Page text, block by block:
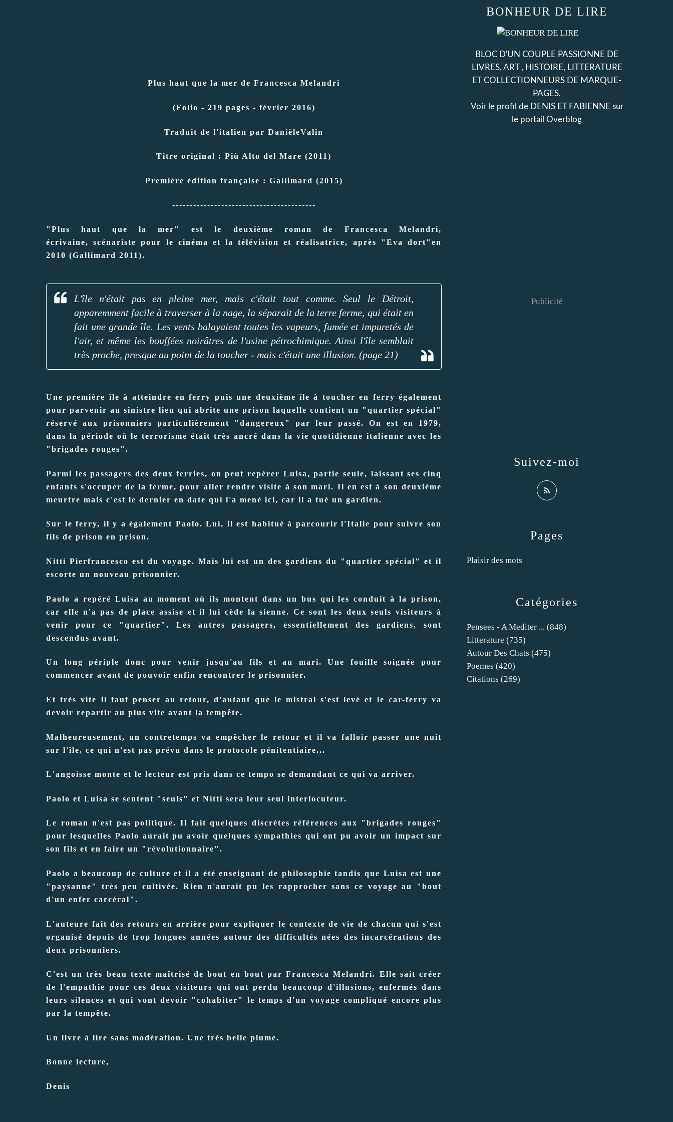
Plus haut que la mer de Francesca Melandri
(Folio - 219 pages - février 2016)
Traduit de l'italien par DanièleValin
Titre original : Più Alto del Mare (2011)
Première édition française : Gallimard (2015)
-----------------------------------------
"Plus haut que la mer" est le deuxième roman de Francesca Melandri,
écrivaine, scénariste pour le cinéma et la télévision et réalisatrice, après "Eva dort"en
2010 (Gallimard 2011).
L'île n'était pas en pleine mer, mais c'était tout comme. Seul le Détroit,
apparemment facile à traverser à la nage, la séparait de la terre ferme, qui était en
fait une grande île. Les vents balayaient toutes les vapeurs, fumée et impuretés de
l'air, et même les bouffées noirâtres de l'usine pétrochimique. Ainsi l'île semblait
très proche, presque au point de la toucher - mais c'était une illusion. (page 21)
Une première île à atteindre en ferry puis une deuxième île à toucher en ferry également
pour parvenir au sinistre lieu qui abrite une prison laquelle contient un "quartier spécial"
réservé aux prisonniers particulièrement "dangereux" par leur passé. On est en 1979,
dans la période où le terrorisme était très ancré dans la vie quotidienne italienne avec les
"brigades rouges".
Parmi les passagers des deux ferries, on peut repérer Luisa, partie seule, laissant ses cinq
enfants s'occuper de la ferme, pour aller rendre visite à son mari. Il en est à son deuxième
meurtre mais c'est le dernier en date qui l'a mené ici, car il a tué un gardien.
Sur le ferry, il y a également Paolo. Lui, il est habitué à parcourir l'Italie pour suivre son
fils de prison en prison.
Nitti Pierfrancesco est du voyage. Mais lui est un des gardiens du "quartier spécial" et il
escorte un nouveau prisonnier.
Paolo a repéré Luisa au moment où ils montent dans un bus qui les conduit à la prison,
car elle n'a pas de place assise et il lui cède la sienne. Ce sont les deux seuls visiteurs à
venir pour ce "quartier". Les autres passagers, essentiellement des gardiens, sont
descendus avant.
Un long périple donc pour venir jusqu'au fils et au mari. Une fouille soignée pour
commencer avant de pouvoir enfin rencontrer le prisonnier.
Et très vite il faut penser au retour, d'autant que le mistral s'est levé et le car-ferry va
devoir repartir au plus vite avant la tempête.
Malheureusement, un contretemps va empêcher le retour et il va falloir passer une nuit
sur l'île, ce qui n'est pas prévu dans le protocole pénitentiaire...
L'angoisse monte et le lecteur est pris dans ce tempo se demandant ce qui va arriver.
Paolo et Luisa se sentent "seuls" et Nitti sera leur seul interlocuteur.
Le roman n'est pas politique. Il fait quelques discrètes références aux "brigades rouges"
pour lesquelles Paolo aurait pu avoir quelques sympathies qui ont pu avoir un impact sur
son fils et en faire un "révolutionnaire".
Paolo a beaucoup de culture et il a été enseignant de philosophie tandis que Luisa est une
"paysanne" très peu cultivée. Rien n'aurait pu les rapprocher sans ce voyage au "bout
d'un enfer carcéral".
L'auteure fait des retours en arrière pour expliquer le contexte de vie de chacun qui s'est
organisé depuis de trop longues années autour des difficultés nées des incarcérations des
deux prisonniers.
C'est un très beau texte maîtrisé de bout en bout par Francesca Melandri. Elle sait créer
de l'empathie pour ces deux visiteurs qui ont perdu beaucoup d'illusions, enfermés dans
leurs silences et qui vont devoir "cohabiter" le temps d'un voyage compliqué encore plus
par la tempête.
Un livre à lire sans modération. Une très belle plume.
Bonne lecture,
Denis
Catégories
Pensees - A Mediter ... (848)
Litterature (735)
Autour Des Chats (475)
Poemes (420)
Citations (269)
Pages
Plaisir des mots
BONHEUR DE LIRE
BLOC D'UN COUPLE PASSIONNE DE
LIVRES, ART , HISTOIRE, LITTERATURE
ET COLLECTIONNEURS DE MARQUE-
PAGES.
Voir le profil de DENIS ET FABIENNE sur
le portail Overblog
Suivez-moi
Publicité